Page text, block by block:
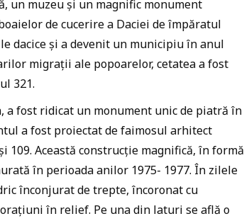
un muzeu și un magnific monument
de cucerire a Daciei de împăratul
dacice și a devenit un municipiu în anul
migrații ale popoarelor, cetatea a fost
321.
fost ridicat un monument unic de piatră în
a fost proiectat de faimosul arhitect
109. Această construcție magnifică, în formă
în perioada anilor 1975- 1977. În zilele
înconjurat de trepte, încoronat cu
în relief. Pe una din laturi se află o